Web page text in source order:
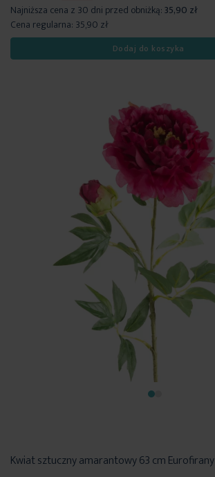
Najniższa cena z 30 dni przed obniżką:35,90 zł
Cena regularna: 35,90 zł
Dodaj do koszyka
Kwiat sztuczny amarantowy 63 cm Eurofirany